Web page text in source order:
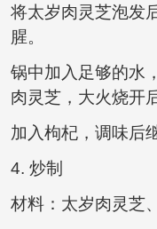
将太岁肉灵芝泡发
腥。
锅中加入足够的水
肉灵芝，大火烧开
加入枸杞，调味后
4. 炒制
材料：太岁肉灵芝